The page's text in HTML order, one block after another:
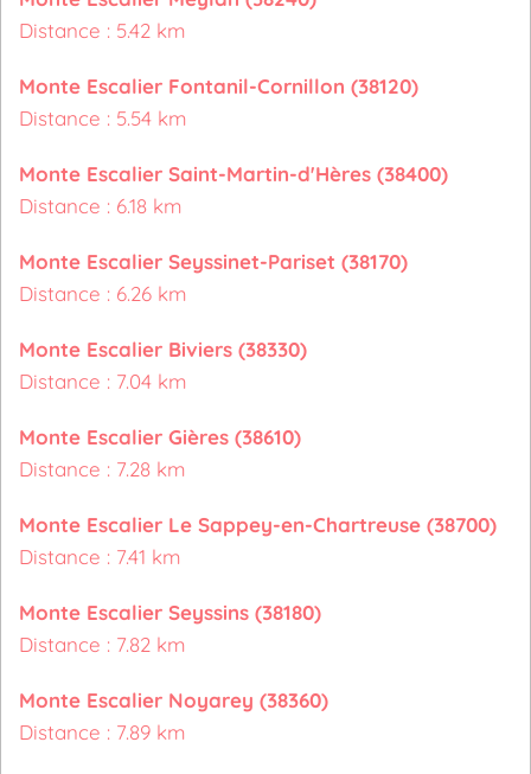
Distance : 5.42 km
Monte Escalier Fontanil-Cornillon (38120)
Distance : 5.54 km
Monte Escalier Saint-Martin-d'Hères (38400)
Distance : 6.18 km
Monte Escalier Seyssinet-Pariset (38170)
Distance : 6.26 km
Monte Escalier Biviers (38330)
Distance : 7.04 km
Monte Escalier Gières (38610)
Distance : 7.28 km
Monte Escalier Le Sappey-en-Chartreuse (38700)
Distance : 7.41 km
Monte Escalier Seyssins (38180)
Distance : 7.82 km
Monte Escalier Noyarey (38360)
Distance : 7.89 km